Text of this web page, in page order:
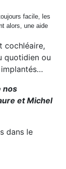
facile, les
alors, une aide
cochléaire,
quotidien ou
nos
et Michel
dans le